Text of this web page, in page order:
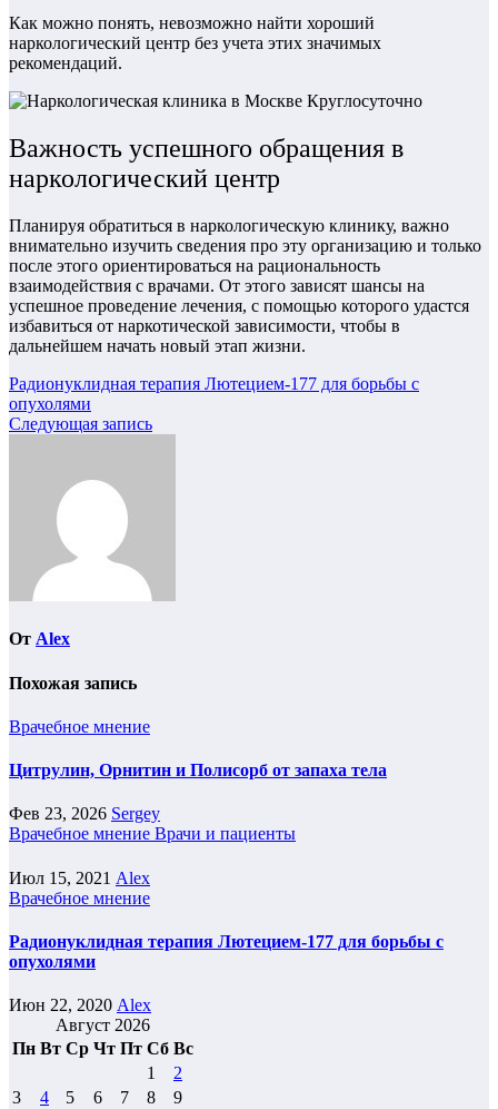
Как можно понять, невозможно найти хороший
наркологический центр без учета этих значимых
рекомендаций.
Важность успешного обращения в
наркологический центр
Планируя обратиться в наркологическую клинику, важно
внимательно изучить сведения про эту организацию и только
после этого ориентироваться на рациональность
взаимодействия с врачами. От этого зависят шансы на
успешное проведение лечения, с помощью которого удастся
избавиться от наркотической зависимости, чтобы в
дальнейшем начать новый этап жизни.
Навигация
по
Радионуклидная терапия Лютецием-177 для борьбы с
опухолями
Следующая запись
От Alex
Похожая запись
Врачебное мнение
Цитрулин, Орнитин и Полисорб от запаха тела
Фев 23, 2026 Sergey
Врачебное мнение Врачи и пациенты
Июл 15, 2021 Alex
Врачебное мнение
Радионуклидная терапия Лютецием-177 для борьбы с
опухолями
Июн 22, 2020 Alex
Август 2026
Пн Вт Ср Чт Пт Сб Вс
1
2
3
4 5 6 7 8
9